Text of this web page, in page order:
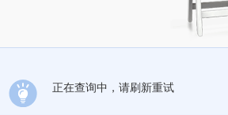
正在查询中，请刷新重试